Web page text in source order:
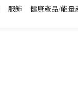
服飾 健康產品/能量